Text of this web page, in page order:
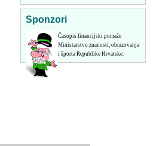
Sponzori
Časopis financijski pomaže
Ministarstvo znanosti, obrazovanja
i športa Republike Hrvatske.